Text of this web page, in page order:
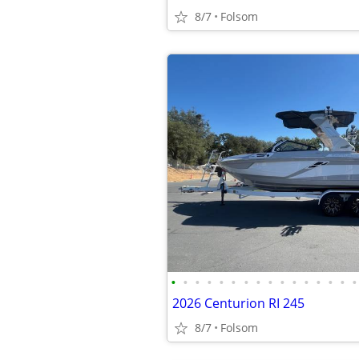
8/7 Folsom
• • • • • • • • • • • • • • • •
2026 Centurion RI 245
8/7 Folsom